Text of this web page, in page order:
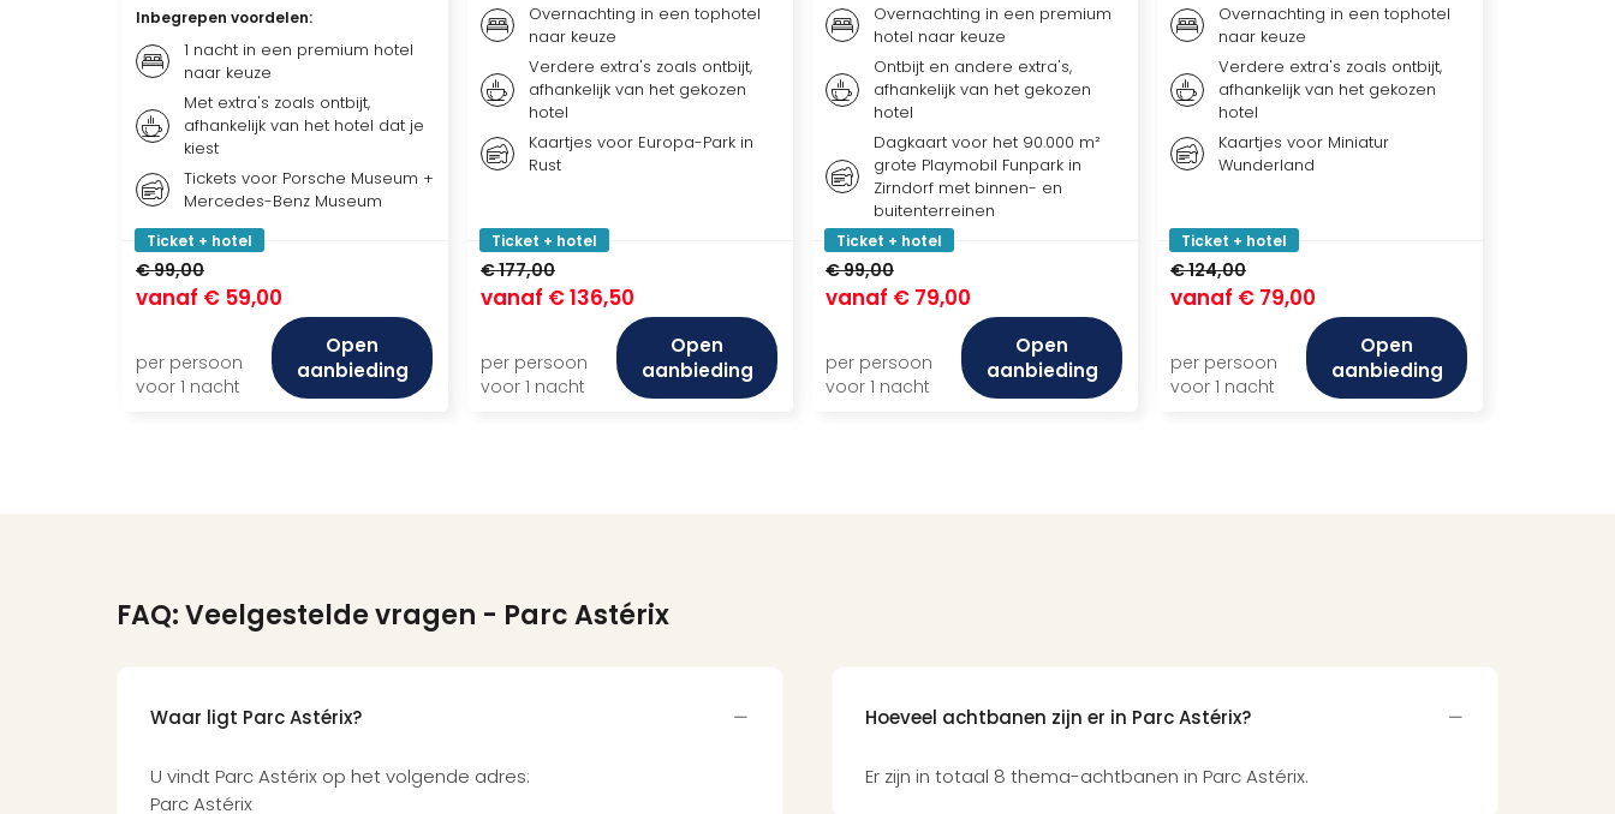
Inbegrepen voordelen:
1 nacht in een premium hotel
naar keuze
Met extra's zoals ontbijt,
afhankelijk van het hotel dat je
kiest
Tickets voor Porsche Museum +
Mercedes-Benz Museum
Ticket + hotel
€ 99,00
vanaf € 59,00
per persoon
voor 1 nacht
Open
aanbieding
Overnachting in een tophotel
naar keuze
Verdere extra's zoals ontbijt,
afhankelijk van het gekozen
hotel
Kaartjes voor Europa-Park in
Rust
Ticket + hotel
€ 177,00
vanaf € 136,50
per persoon
voor 1 nacht
Open
aanbieding
Overnachting in een premium
hotel naar keuze
Ontbijt en andere extra's,
afhankelijk van het gekozen
hotel
Dagkaart voor het 90.000 m²
grote Playmobil Funpark in
Zirndorf met binnen- en
buitenterreinen
Ticket + hotel
€ 99,00
vanaf € 79,00
per persoon
voor 1 nacht
Open
aanbieding
Overnachting in een tophotel
naar keuze
Verdere extra's zoals ontbijt,
afhankelijk van het gekozen
hotel
Kaartjes voor Miniatur
Wunderland
Ticket + hotel
€ 124,00
vanaf € 79,00
per persoon
voor 1 nacht
Open
aanbieding
FAQ: Veelgestelde vragen - Parc Astérix
Waar ligt Parc Astérix?
U vindt Parc Astérix op het volgende adres:
Parc Astérix
Hoeveel achtbanen zijn er in Parc Astérix?
Er zijn in totaal 8 thema-achtbanen in Parc Astérix.